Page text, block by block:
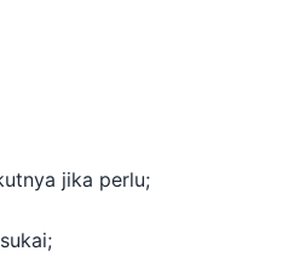
jika perlu;